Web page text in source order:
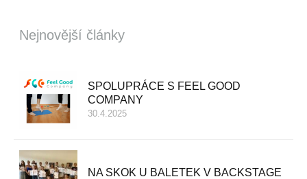
Nejnovější články
SPOLUPRÁCE S FEEL GOOD
COMPANY
30.4.2025
NA SKOK U BALETEK V BACKSTAGE